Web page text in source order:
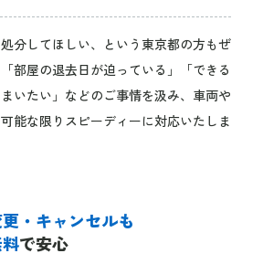
分してほしい、という東京都の方もぜ
部屋の退去日が迫っている」「できる
いたい」などのご事情を汲み、車両や
能な限りスピーディーに対応いたしま
・キャンセルも
で安心